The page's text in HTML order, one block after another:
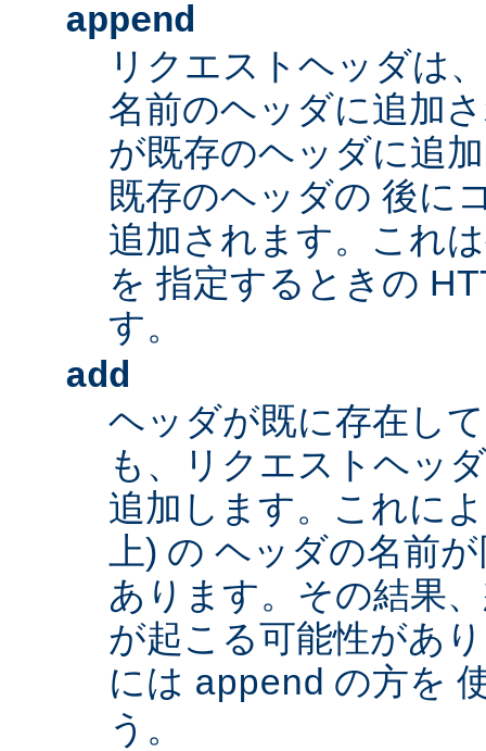
append
リクエストヘッダは
名前のヘッダに追加
が既存のヘッダに追
既存のヘッダの 後に
追加されます。これ
を 指定するときの
す。
add
ヘッダが既に存在し
も、リクエストヘッ
追加します。これに
上) の ヘッダの名前
あります。その結果
が起こる可能性があ
には append の方を
う。